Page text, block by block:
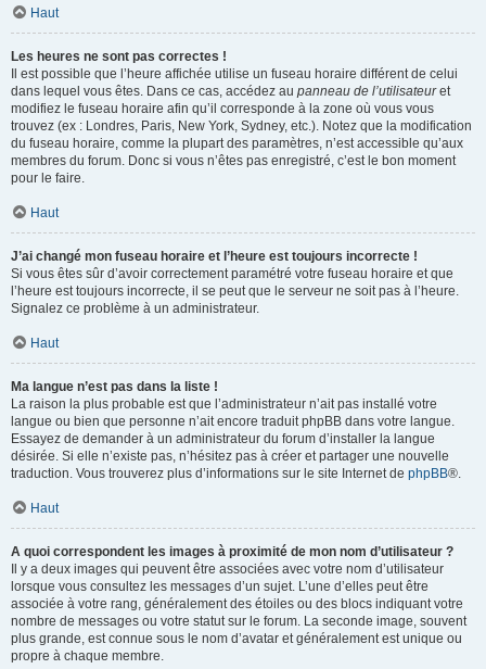
Haut
Les heures ne sont pas correctes !
Il est possible que l’heure affichée utilise un fuseau horaire différent de celui
dans lequel vous êtes. Dans ce cas, accédez au panneau de l’utilisateuret
modifiez le fuseau horaire afin qu’il corresponde à la zone où vous vous
trouvez (ex : Londres, Paris, New York, Sydney, etc.). Notez que la modification
du fuseau horaire, comme la plupart des paramètres, n’est accessible qu’aux
membres du forum. Donc si vous n’êtes pas enregistré, c’est le bon moment
pour le faire.
Haut
J’ai changé mon fuseau horaire et l’heure est toujours incorrecte !
Si vous êtes sûr d’avoir correctement paramétré votre fuseau horaire et que
l’heure est toujours incorrecte, il se peut que le serveur ne soit pas à l’heure.
Signalez ce problème à un administrateur.
Haut
Ma langue n’est pas dans la liste !
La raison la plus probable est que l’administrateur n’ait pas installé votre
langue ou bien que personne n’ait encore traduit phpBB dans votre langue.
Essayez de demander à un administrateur du forum d’installer la langue
désirée. Si elle n’existe pas, n’hésitez pas à créer et partager une nouvelle
traduction. Vous trouverez plus d’informations sur le site Internet de phpBB®.
Haut
A quoi correspondent les images à proximité de mon nom d’utilisateur ?
Il y a deux images qui peuvent être associées avec votre nom d’utilisateur
lorsque vous consultez les messages d’un sujet. L’une d’elles peut être
associée à votre rang, généralement des étoiles ou des blocs indiquant votre
nombre de messages ou votre statut sur le forum. La seconde image, souvent
plus grande, est connue sous le nom d’avatar et généralement est unique ou
propre à chaque membre.